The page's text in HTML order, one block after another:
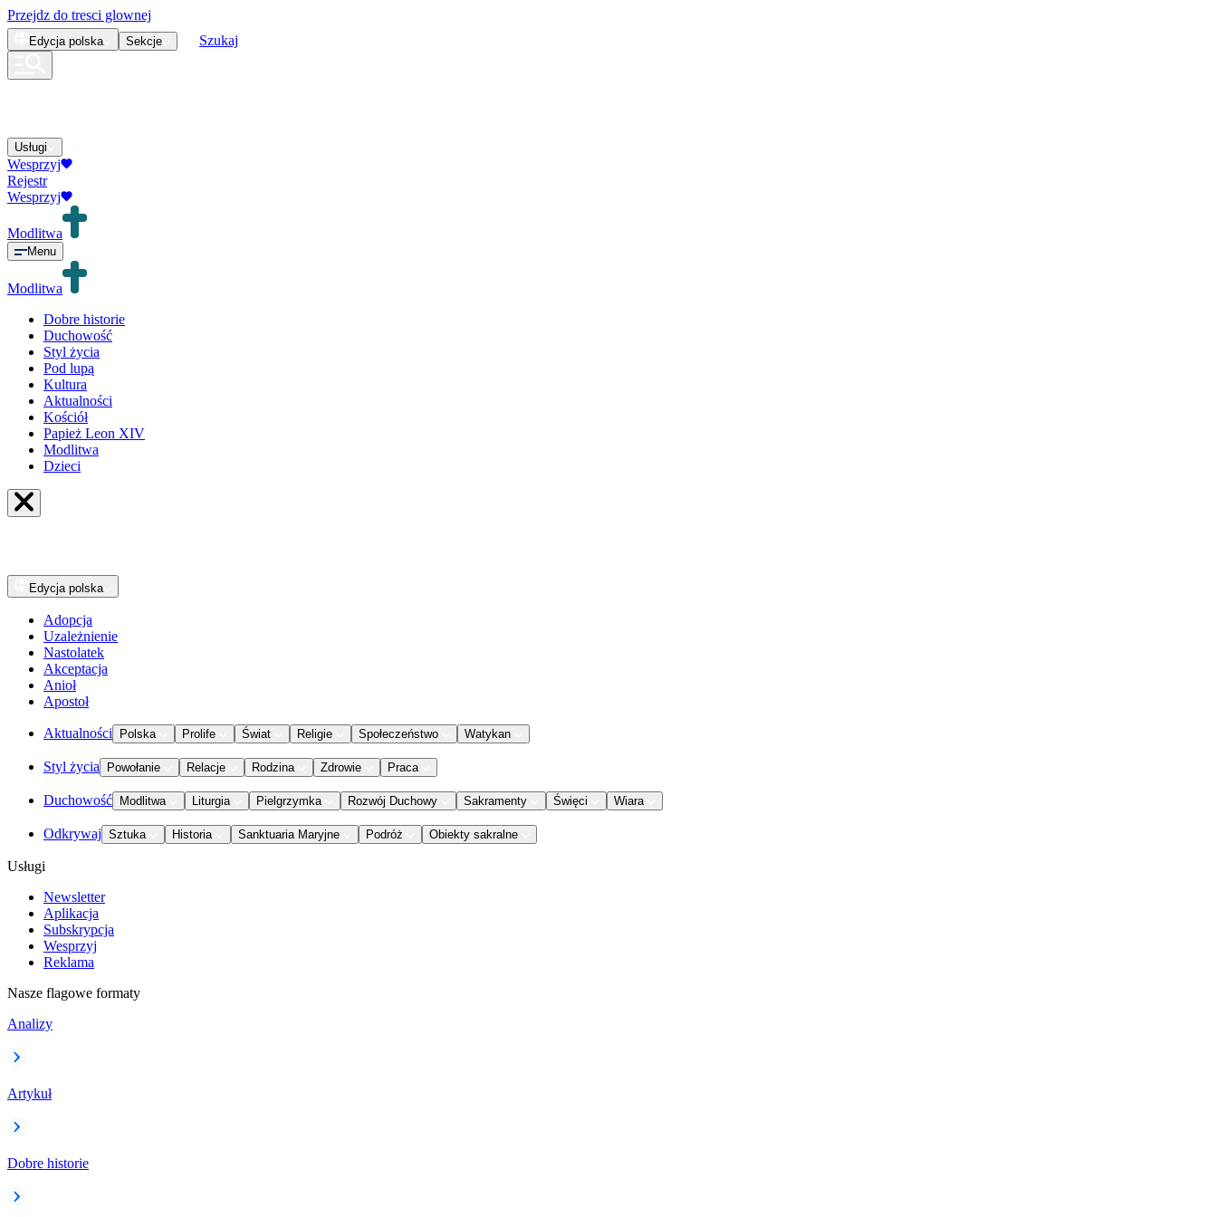
Przejdz do tresci glownej
Edycja polska Sekcje Szukaj
Usługi
Wesprzyj
Rejestr
Wesprzyj
Modlitwa
Menu
Modlitwa
Dobre historie
Duchowość
Styl życia
Pod lupą
Kultura
Aktualności
Kościół
Papież Leon XIV
Modlitwa
Dzieci
Edycja polska
Adopcja
Uzależnienie
Nastolatek
Akceptacja
Anioł
Apostoł
Aktualności Polska Prolife Świat Religie Społeczeństwo Watykan
Styl życia Powołanie Relacje Rodzina Zdrowie Praca
Duchowość Modlitwa Liturgia Pielgrzymka Rozwój Duchowy Sakramenty Święci Wiara
Odkrywaj Sztuka Historia Sanktuaria Maryjne Podróż Obiekty sakralne
Usługi
Newsletter
Aplikacja
Subskrypcja
Wesprzyj
Reklama
Nasze flagowe formaty
Analizy
Artykuł
Dobre historie